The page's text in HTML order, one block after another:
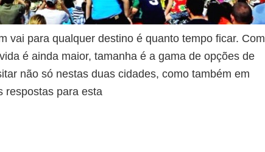
vai para qualquer destino é quanto tempo ficar. Com
é ainda maior, tamanha é a gama de opções de
não só nestas duas cidades, como também em
respostas para esta